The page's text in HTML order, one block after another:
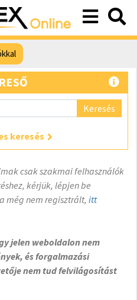
Keresés
keresés
csak szakmai felhasználók
kérjük, lépjen be
még nem regisztrált, itt
jelen weboldalon nem
és forgalmazási
nem tud felvilágosítást